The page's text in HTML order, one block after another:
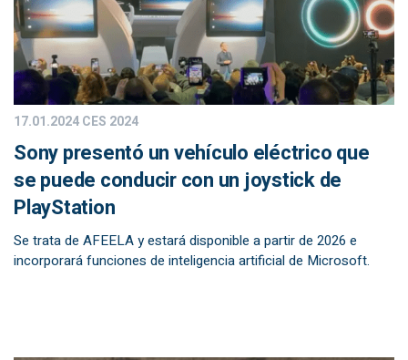
17.01.2024CES 2024
Sony presentó un vehículo eléctrico que
se puede conducir con un joystick de
PlayStation
Se trata de AFEELA y estará disponible a partir de 2026 e
incorporará funciones de inteligencia artificial de Microsoft.